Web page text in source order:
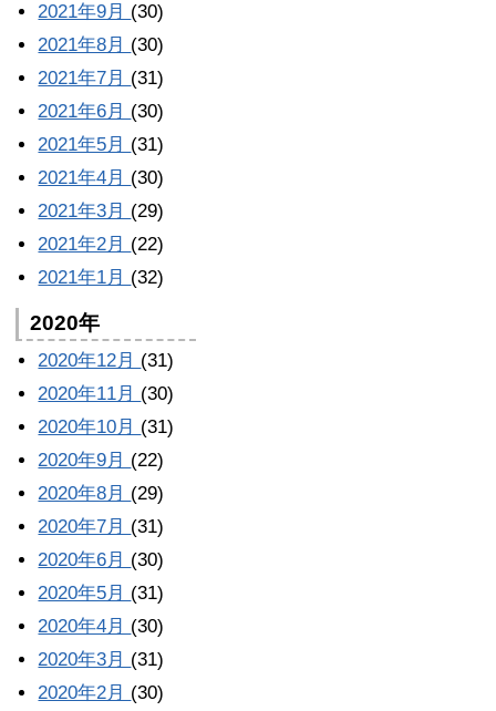
2021年9月 (30)
2021年8月 (30)
2021年7月 (31)
2021年6月 (30)
2021年5月 (31)
2021年4月 (30)
2021年3月 (29)
2021年2月 (22)
2021年1月 (32)
2020年
2020年12月 (31)
2020年11月 (30)
2020年10月 (31)
2020年9月 (22)
2020年8月 (29)
2020年7月 (31)
2020年6月 (30)
2020年5月 (31)
2020年4月 (30)
2020年3月 (31)
2020年2月 (30)